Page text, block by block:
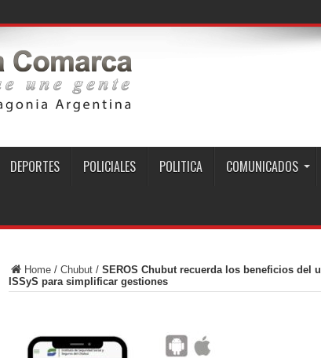
DEPORTES POLICIALES POLITICA COMUNICADOS
Home/ Chubut/ SEROS Chubut recuerda los beneficios del
ISSyS para simplificar gestiones